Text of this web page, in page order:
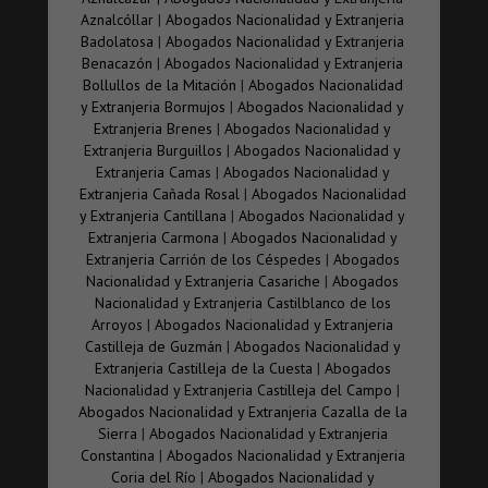
este caso la ley marca un plazo de dos años para
realizar dicha opción desde el conocimiento de las
circunstancias generadora del posible derecho.
Las adopciones producidas pasados los 18 años
estableciéndose igual plazo de dos años desde el
momento de la Constitución de la adopción.
4.- Otra forma de adquirir la nacionalidad es por
residencia estableciéndose la regla general de 10
años de aquella de forma legal justo antes de la
petición de dicha nacionalidad.
Si bien esta es la regla general, existen algunas
excepciones que acortan los plazos como por
ejemplo
Cinco años en el caso de obtención de la condición
de refugiado
Dos años para los nacionales de países
iberoamericanos como Andorra, Filipinas, Guinea
Ecuatorial, Portugal o personas de origen sefardí
El plazo de un año rige para el caso que
haya nacido en territorio español
no haber ejercido el derecho a adquirir la
nacionalidad por opción
que haya estado sometido a tutela o instituciones de
Aznalcóllar |Abogados Nacionalidad y Extranjeria
Badolatosa |Abogados Nacionalidad y Extranjeria
Benacazón |Abogados Nacionalidad y Extranjeria
Bollullos de la Mitación | Abogados Nacionalidad
y Extranjeria Bormujos |Abogados Nacionalidad y
Extranjeria Brenes |Abogados Nacionalidad y
Extranjeria Burguillos |Abogados Nacionalidad y
Extranjeria Camas | Abogados Nacionalidad y
Extranjeria Cañada Rosal | Abogados Nacionalidad
y Extranjeria Cantillana |Abogados Nacionalidad y
Extranjeria Carmona | Abogados Nacionalidad y
Extranjeria Carrión de los Céspedes | Abogados
Nacionalidad y Extranjeria Casariche |Abogados
Nacionalidad y Extranjeria Castilblanco de los
Arroyos |Abogados Nacionalidad y Extranjeria
Castilleja de Guzmán | Abogados Nacionalidad y
Extranjeria Castilleja de la Cuesta | Abogados
Nacionalidad y Extranjeria Castilleja del Campo |
Abogados Nacionalidad y Extranjeria Cazalla de la
Sierra | Abogados Nacionalidad y Extranjeria
Constantina | Abogados Nacionalidad y Extranjeria
Coria del Río | Abogados Nacionalidad y